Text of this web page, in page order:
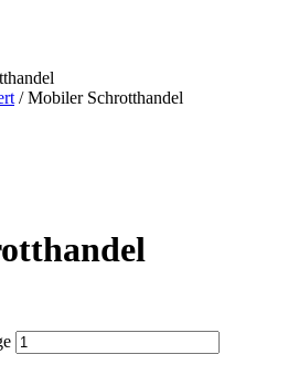
/ Mobiler Schrotthandel